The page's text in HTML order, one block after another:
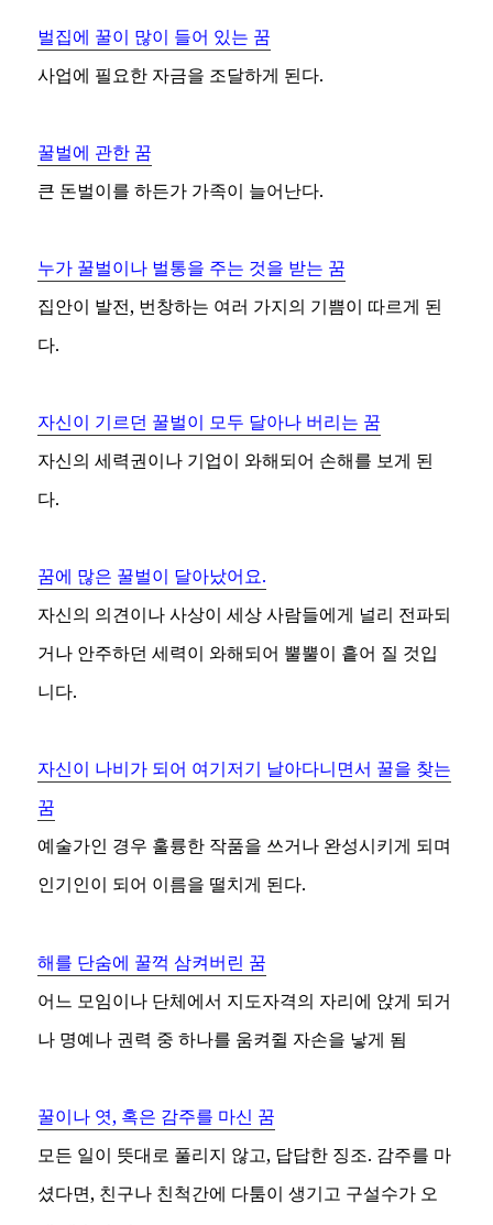
벌집에 꿀이 많이 들어 있는 꿈
사업에 필요한 자금을 조달하게 된다.
꿀벌에 관한 꿈
큰 돈벌이를 하든가 가족이 늘어난다.
누가 꿀벌이나 벌통을 주는 것을 받는 꿈
집안이 발전, 번창하는 여러 가지의 기쁨이 따르게 된
다.
자신이 기르던 꿀벌이 모두 달아나 버리는 꿈
자신의 세력권이나 기업이 와해되어 손해를 보게 된
다.
꿈에 많은 꿀벌이 달아났어요.
자신의 의견이나 사상이 세상 사람들에게 널리 전파되
거나 안주하던 세력이 와해되어 뿔뿔이 흩어 질 것입
니다.
자신이 나비가 되어 여기저기 날아다니면서 꿀을 찾는
꿈
예술가인 경우 훌륭한 작품을 쓰거나 완성시키게 되며
인기인이 되어 이름을 떨치게 된다.
해를 단숨에 꿀꺽 삼켜버린 꿈
어느 모임이나 단체에서 지도자격의 자리에 앉게 되거
나 명예나 권력 중 하나를 움켜쥘 자손을 낳게 됨
꿀이나 엿, 혹은 감주를 마신 꿈
모든 일이 뜻대로 풀리지 않고, 답답한 징조. 감주를 마
셨다면, 친구나 친척간에 다툼이 생기고 구설수가 오